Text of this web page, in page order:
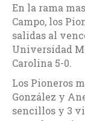
En la rama
Campo, los
salidas al
Universidad
Carolina 5-0.
Los Pioneros
González y
sencillos y 3